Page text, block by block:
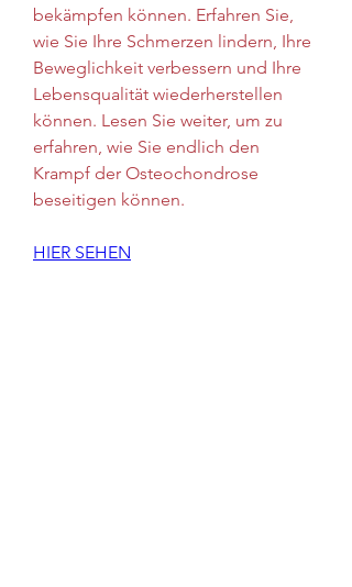
bekämpfen können. Erfahren Sie,
wie Sie Ihre Schmerzen lindern, Ihre
Beweglichkeit verbessern und Ihre
Lebensqualität wiederherstellen
können. Lesen Sie weiter, um zu
erfahren, wie Sie endlich den
Krampf der Osteochondrose
beseitigen können.
HIER SEHEN